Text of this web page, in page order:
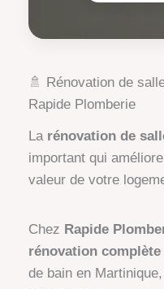
🚿 Rénovation de
Rapide Plomberie
La rénovation de
important qui
valeur de votre
Chez Rapide
rénovation
de bain en